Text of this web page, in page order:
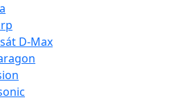
D-Max